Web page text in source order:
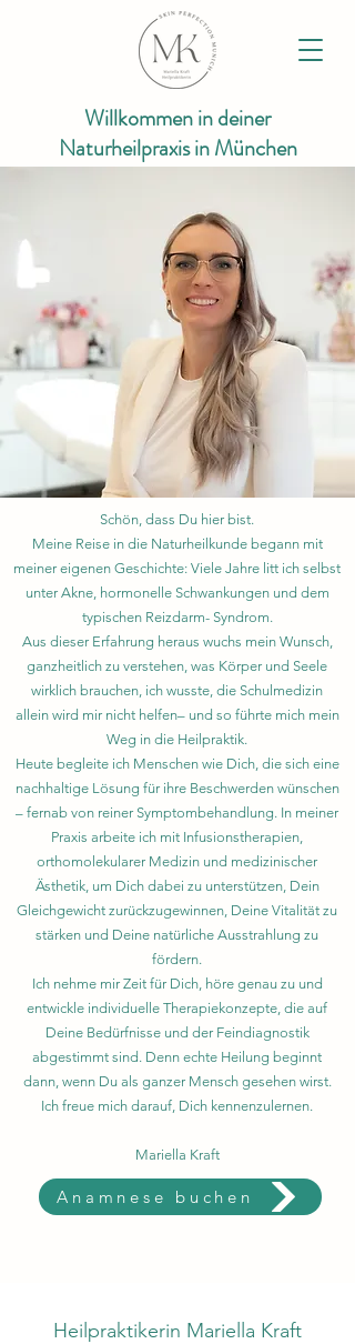
Willkommen in deiner
Naturheilpraxis in München
Schön, dass Du hier bist.
Meine Reise in die Naturheilkunde begann mit
meiner eigenen Geschichte: Viele Jahre litt ich selbst
unter Akne, hormonelle Schwankungen und dem
typischen Reizdarm- Syndrom.
Aus dieser Erfahrung heraus wuchs mein Wunsch,
ganzheitlich zu verstehen, was Körper und Seele
wirklich brauchen, ich wusste, die Schulmedizin
allein wird mir nicht helfen– und so führte mich mein
Weg in die Heilpraktik.
Heute begleite ich Menschen wie Dich, die sich eine
nachhaltige Lösung für ihre Beschwerden wünschen
– fernab von reiner Symptombehandlung. In meiner
Praxis arbeite ich mit Infusionstherapien,
orthomolekularer Medizin und medizinischer
Ästhetik, um Dich dabei zu unterstützen, Dein
Gleichgewicht zurückzugewinnen, Deine Vitalität zu
stärken und Deine natürliche Ausstrahlung zu
fördern.
Ich nehme mir Zeit für Dich, höre genau zu und
entwickle individuelle Therapiekonzepte, die auf
Deine Bedürfnisse und der Feindiagnostik
abgestimmt sind. Denn echte Heilung beginnt
dann, wenn Du als ganzer Mensch gesehen wirst.
Ich freue mich darauf, Dich kennenzulernen.
Mariella Kraft
Anamnese buchen
Heilpraktikerin Mariella Kraft